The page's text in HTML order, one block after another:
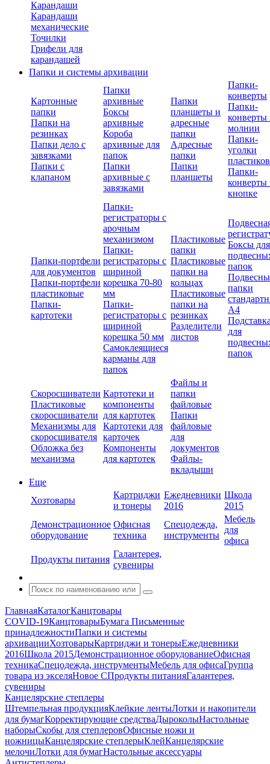
Карандаши
Карандаши
механические
Точилки
Грифели для
карандашей
Папки и системы архивации
Картонные
папки
Папки на
резинках
Папки дело с
завязками
Папки с
клапаном
Папки
архивные
Боксы
архивные
Короба
архивные для
папок
Папки
архивные с
завязками
Папки
планшеты и
адресные
папки
Адресные
папки
Папки
планшеты
Папки-
конверты
Папки-
конверты
молнии
Папки-
уголки
Папки-
конверты
кнопке
Папки-портфели
для документов
Папки-портфели
пластиковые
Папки-
картотеки
Папки-
регистраторы с
арочным
механизмом
Папки-
регистраторы с
шириной
корешка 70-80
мм
Папки-
регистраторы с
шириной
корешка 50 мм
Самоклеящиеся
карманы для
папок
Пластиковые
папки
Пластиковые
папки на
кольцах
Пластиковые
папки на
резинках
Разделители
листов
Боксы для
папок
папки
А4
для
папок
Скоросшиватели
Пластиковые
скоросшиватели
Механизмы для
скоросшивателя
Обложка без
механизма
Картотеки и
компоненты
для картотек
Картотеки для
карточек
Компоненты
для картотек
Файлы и
папки
файловые
Папки
файловые
для
документов
Файлы-
вкладыши
Еще
Хозтовары
Картриджи
и тонеры
Ежедневники
2016
Школа
2015
Демонстрационное
оборудование
Офисная
техника
Спецодежда,
инструменты
Мебель
для
офиса
Продукты питания
Галантерея,
сувениры
ГлавнаяКаталогКанцтовары
COVID-19КанцтоварыБумага Письменные
принадлежностиПапки и системы
архивацииХозтоварыКартриджи и тонерыЕжедневники
2016Школа 2015Демонстрационное оборудованиеОфисная
техникаСпецодежда, инструментыМебель для офисаГруппа
товара из экселяНовое СПродукты питанияГалантерея,
сувениры
Канцелярские степлеры
Штемпельная продукцияКлейкие лентыЛотки и накопители
для бумагКорректирующие средстваДыроколыНастольные
наборыСкобы для степлеровОфисные ножи и
ножницыКанцелярские степлерыКлейКанцелярские
мелочиЛотки для бумагНастольные аксессуары